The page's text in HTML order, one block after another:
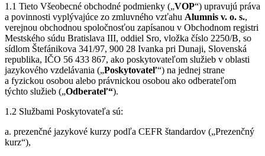
1.1 Tieto Všeobecné obchodné podmienky („VOP“) upravujú práva
a povinnosti vyplývajúce zo zmluvného vzťahu Alumnis v. o. s.,
verejnou obchodnou spoločnosťou zapísanou v Obchodnom registri
Mestského súdu Bratislava III, oddiel Sro, vložka číslo 2250/B, so
sídlom Štefánikova 341/97, 900 28 Ivanka pri Dunaji, Slovenská
republika, IČO 56 433 867, ako poskytovateľom služieb v oblasti
jazykového vzdelávania („Poskytovateľ“) na jednej strane
a fyzickou osobou alebo právnickou osobou ako odberateľom
týchto služieb („Odberateľ“).
1.2 Službami Poskytovateľa sú:
a. prezenčné jazykové kurzy podľa CEFR štandardov („Prezenčný
kurz“),